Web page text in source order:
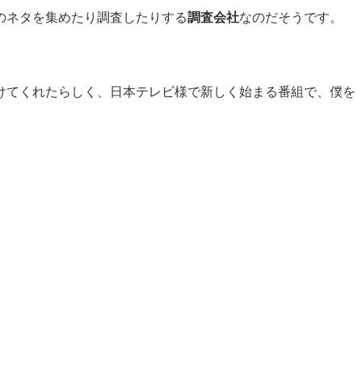
タを集めたり調査したりする調査会社なのだそうです。
くれたらしく、日本テレビ様で新しく始まる番組で、僕を